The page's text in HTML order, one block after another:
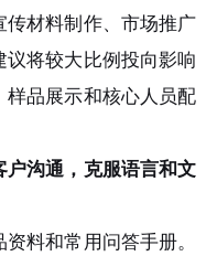
传材料制作、市场推广
将较大比例投向影响
样品展示和核心人员配
户沟通，克服语言和文
料和常用问答手册。